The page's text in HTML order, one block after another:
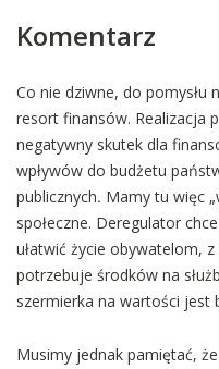
Komentarz
Co nie dziwne, do pomysłu
resort finansów. Realizacja
negatywny skutek dla
wpływów do budżetu
publicznych. Mamy tu więc
społeczne. Deregulator
ułatwić życie obywatelom,
potrzebuje środków na
szermierka na wartości jest
Musimy jednak pamiętać,